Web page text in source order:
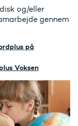
og/eller
gennem
på
Voksen